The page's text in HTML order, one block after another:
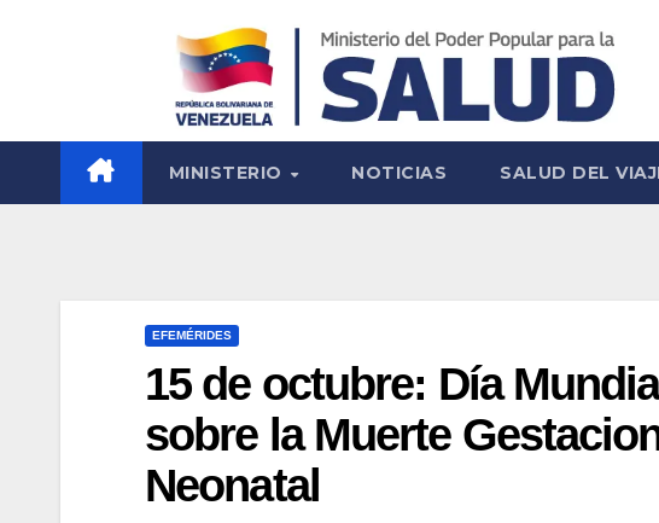
MINISTERIO NOTICIAS SALUD DEL
EFEMÉRIDES
15 de octubre: Día
sobre la Muerte
Neonatal